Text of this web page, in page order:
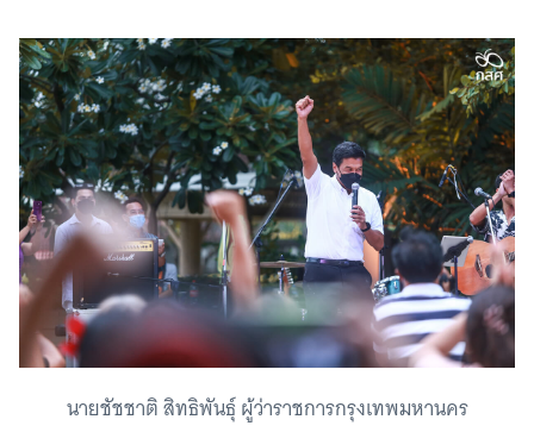
นายชัชชาติ สิทธิพันธุ์ ผู้ว่าราชการกรุงเทพมหานคร